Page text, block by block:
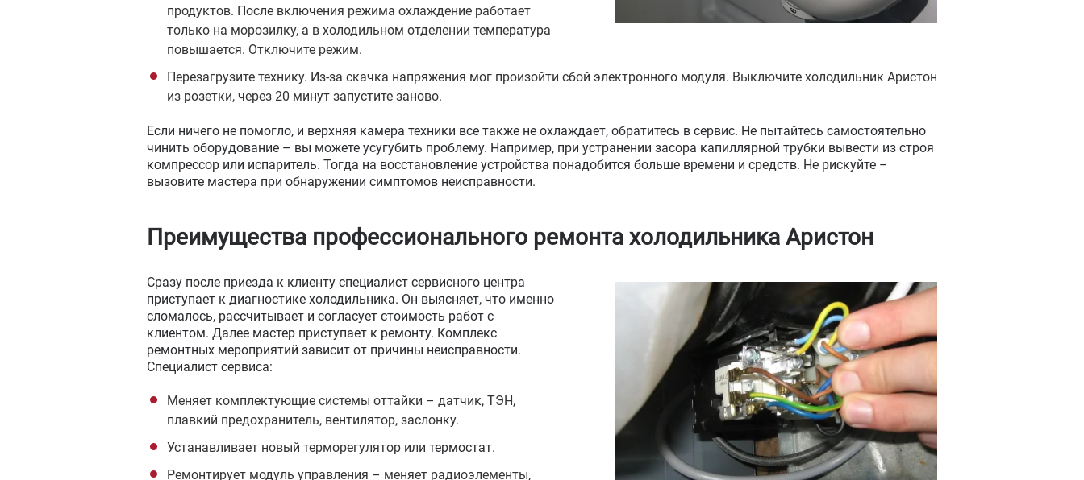
продуктов. После включения режима охлаждение работает
только на морозилку, а в холодильном отделении температура
повышается. Отключите режим.
Перезагрузите технику. Из-за скачка напряжения мог произойти сбой электронного модуля. Выключите холодильник Аристон
из розетки, через 20 минут запустите заново.
Если ничего не помогло, и верхняя камера техники все также не охлаждает, обратитесь в сервис. Не пытайтесь самостоятельно
чинить оборудование – вы можете усугубить проблему. Например, при устранении засора капиллярной трубки вывести из строя
компрессор или испаритель. Тогда на восстановление устройства понадобится больше времени и средств. Не рискуйте –
вызовите мастера при обнаружении симптомов неисправности.
Преимущества профессионального ремонта холодильника Аристон
Сразу после приезда к клиенту специалист сервисного центра
приступает к диагностике холодильника. Он выясняет, что именно
сломалось, рассчитывает и согласует стоимость работ с
клиентом. Далее мастер приступает к ремонту. Комплекс
ремонтных мероприятий зависит от причины неисправности.
Специалист сервиса:
Меняет комплектующие системы оттайки – датчик, ТЭН,
плавкий предохранитель, вентилятор, заслонку.
Устанавливает новый терморегулятор или термостат.
Ремонтирует модуль управления – меняет радиоэлементы,